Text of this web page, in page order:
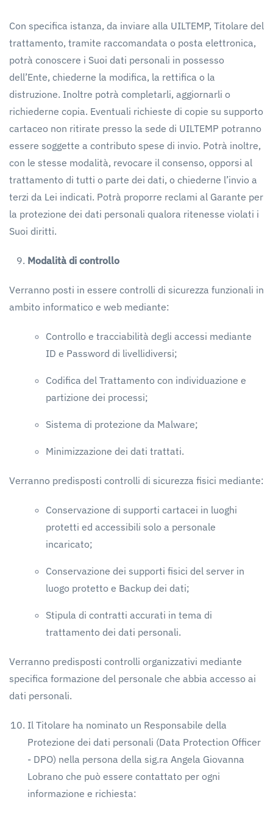
Con specifica istanza, da inviare alla UILTEMP, Titolare del
trattamento, tramite raccomandata o posta elettronica,
potrà conoscere i Suoi dati personali in possesso
dell’Ente, chiederne la modifica, la rettifica o la
distruzione. Inoltre potrà completarli, aggiornarli o
richiederne copia. Eventuali richieste di copie su supporto
cartaceo non ritirate presso la sede di UILTEMP potranno
essere soggette a contributo spese di invio. Potrà inoltre,
con le stesse modalità, revocare il consenso, opporsi al
trattamento di tutti o parte dei dati, o chiederne l’invio a
terzi da Lei indicati. Potrà proporre reclami al Garante per
la protezione dei dati personali qualora ritenesse violati i
Suoi diritti.
Modalità di controllo
Verranno posti in essere controlli di sicurezza funzionali in
ambito informatico e web mediante:
Controllo e tracciabilità degli accessi mediante
ID e Password di livellidiversi;
Codifica del Trattamento con individuazione e
partizione dei processi;
Sistema di protezione da Malware;
Minimizzazione dei dati trattati.
Verranno predisposti controlli di sicurezza fisici mediante:
Conservazione di supporti cartacei in luoghi
protetti ed accessibili solo a personale
incaricato;
Conservazione dei supporti fisici del server in
luogo protetto e Backup dei dati;
Stipula di contratti accurati in tema di
trattamento dei dati personali.
Verranno predisposti controlli organizzativi mediante
specifica formazione del personale che abbia accesso ai
dati personali.
Il Titolare ha nominato un Responsabile della
Protezione dei dati personali (Data Protection Officer
- DPO) nella persona della sig.ra Angela Giovanna
Lobrano che può essere contattato per ogni
informazione e richiesta: